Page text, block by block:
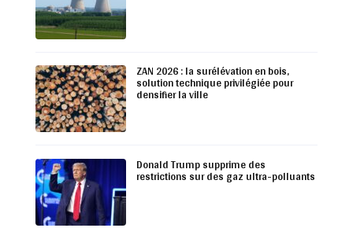
ZAN 2026 : la surélévation en bois,
solution technique privilégiée pour
densifier la ville
Donald Trump supprime des
restrictions sur des gaz ultra-polluants